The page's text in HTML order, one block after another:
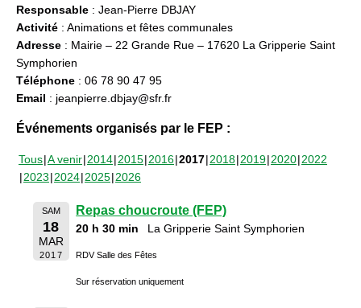
Responsable : Jean-Pierre DBJAY
Activité : Animations et fêtes communales
Adresse : Mairie – 22 Grande Rue – 17620 La Gripperie Saint
Symphorien
Téléphone : 06 78 90 47 95
Email : jeanpierre.dbjay@sfr.fr
Événements organisés par le FEP :
Tous A venir 2014 2015 2016 2017 2018 2019 2020 2022
2023 2024 2025 2026
SAM
18
MAR
2017
Repas choucroute (FEP)
20 h 30 min La Gripperie Saint Symphorien
RDV Salle des Fêtes
Sur réservation uniquement